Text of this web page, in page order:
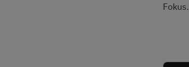
Fokus.